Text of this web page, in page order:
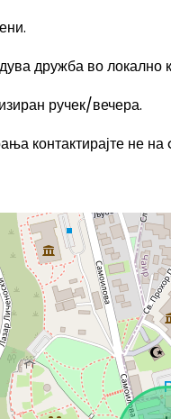
дружба во локално
ручек/вечера.
контактирајте не на